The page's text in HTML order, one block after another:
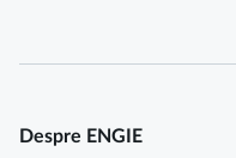
Despre ENGIE